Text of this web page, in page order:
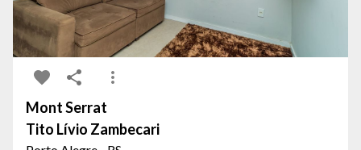
Mont Serrat
Tito Lívio Zambecari